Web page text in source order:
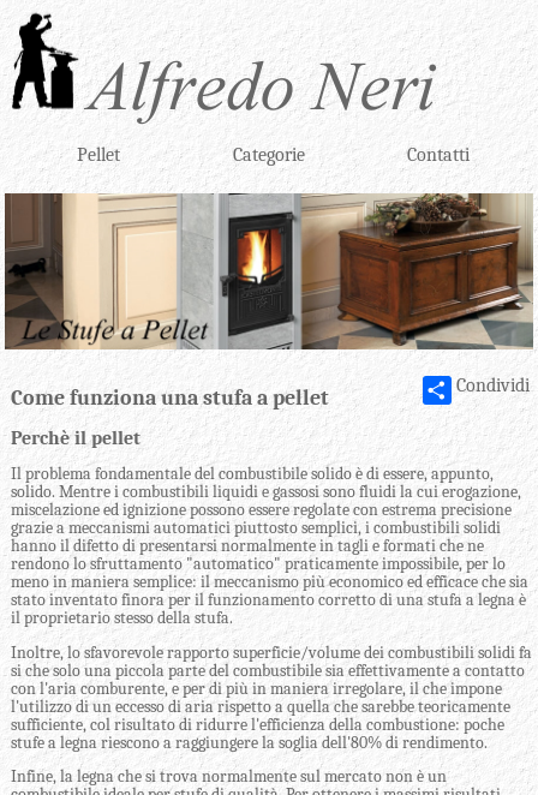
Pellet Categorie Contatti
Come funziona una stufa a pellet Condividi
Perchè il pellet
Il problema fondamentale del combustibile solido è di essere, appunto,
solido. Mentre i combustibili liquidi e gassosi sono fluidi la cui erogazione,
miscelazione ed ignizione possono essere regolate con estrema precisione
grazie a meccanismi automatici piuttosto semplici, i combustibili solidi
hanno il difetto di presentarsi normalmente in tagli e formati che ne
rendono lo sfruttamento "automatico" praticamente impossibile, per lo
meno in maniera semplice: il meccanismo più economico ed efficace che sia
stato inventato finora per il funzionamento corretto di una stufa a legna è
il proprietario stesso della stufa.
Inoltre, lo sfavorevole rapporto superficie/volume dei combustibili solidi fa
si che solo una piccola parte del combustibile sia effettivamente a contatto
con l'aria comburente, e per di più in maniera irregolare, il che impone
l'utilizzo di un eccesso di aria rispetto a quella che sarebbe teoricamente
sufficiente, col risultato di ridurre l'efficienza della combustione: poche
stufe a legna riescono a raggiungere la soglia dell'80% di rendimento.
Infine, la legna che si trova normalmente sul mercato non è un